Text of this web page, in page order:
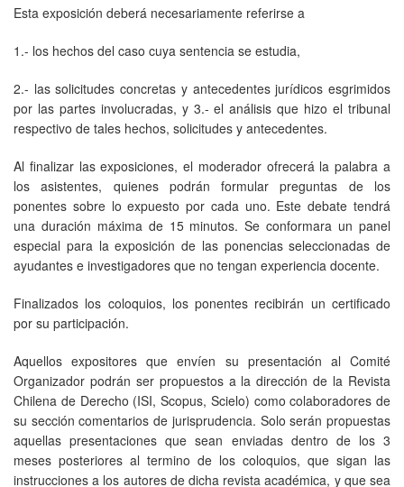
Esta exposición deberá necesariamente referirse a
1.- los hechos del caso cuya sentencia se estudia,
2.- las solicitudes concretas y antecedentes jurídicos esgrimidos
por las partes involucradas, y 3.- el análisis que hizo el tribunal
respectivo de tales hechos, solicitudes y antecedentes.
Al finalizar las exposiciones, el moderador ofrecerá la palabra a
los asistentes, quienes podrán formular preguntas de los
ponentes sobre lo expuesto por cada uno. Este debate tendrá
una duración máxima de 15 minutos. Se conformara un panel
especial para la exposición de las ponencias seleccionadas de
ayudantes e investigadores que no tengan experiencia docente.
Finalizados los coloquios, los ponentes recibirán un certificado
por su participación.
Aquellos expositores que envíen su presentación al Comité
Organizador podrán ser propuestos a la dirección de la Revista
Chilena de Derecho (ISI, Scopus, Scielo) como colaboradores de
su sección comentarios de jurisprudencia. Solo serán propuestas
aquellas presentaciones que sean enviadas dentro de los 3
meses posteriores al termino de los coloquios, que sigan las
instrucciones a los autores de dicha revista académica, y que sea